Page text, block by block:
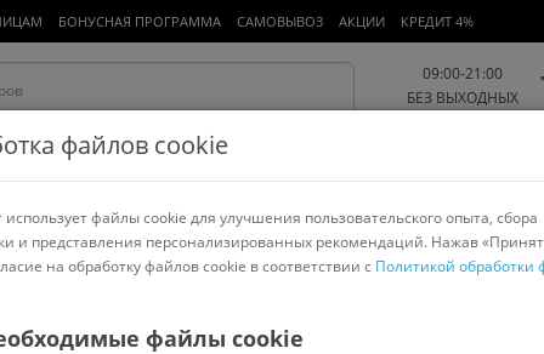
БОНУСНАЯ ПРОГРАММА САМОВЫВОЗ АКЦИИ КРЕДИТ 4%
09:00-21:00
БЕЗ ВЫХОДНЫХ
Работа и офис Авто и мото Детям и мамам Красота и
спорт
Fiskars
файлов cookie
файлы cookie для улучшения пользовательского опыта, сбора
и представления персонализированных рекомендаций. Нажав
на обработку файлов cookie в соответствии с Политикой обработки
файлы cookie